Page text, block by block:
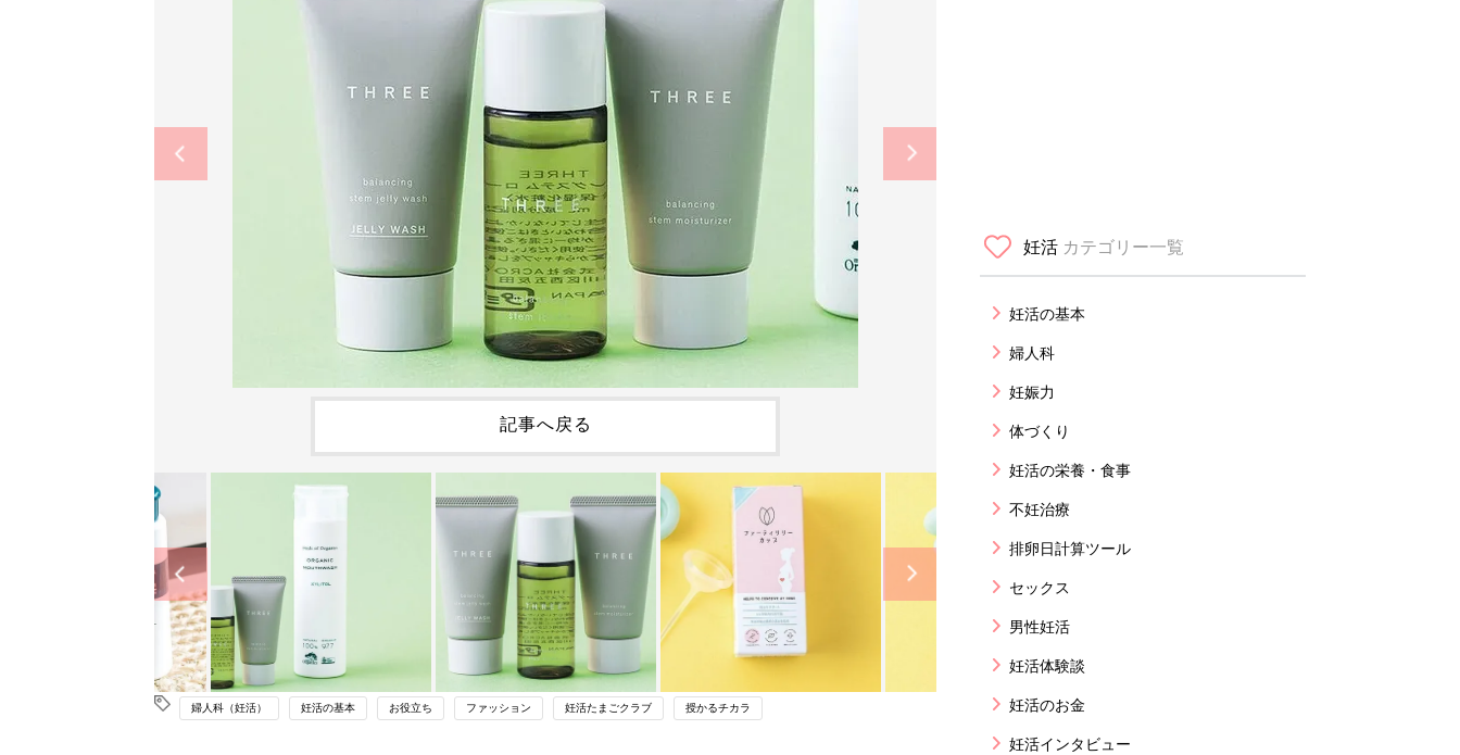
記事へ戻る
婦人科（妊活） 妊活の基本 お役立ち ファッション 妊活たまごクラブ 授かるチカラ
妊活 カテゴリー一覧
妊活の基本
婦人科
妊娠力
体づくり
妊活の栄養・食事
不妊治療
排卵日計算ツール
セックス
男性妊活
妊活体験談
妊活のお金
妊活インタビュー